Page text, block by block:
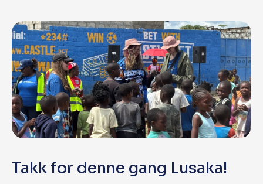
Takk for denne gang Lusaka!